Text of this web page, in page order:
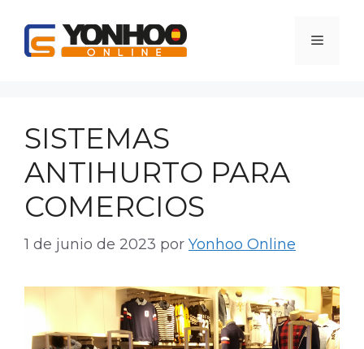
contenido
Menú
SISTEMAS
ANTIHURTO PARA
COMERCIOS
1 de junio de 2023 por Yonhoo Online